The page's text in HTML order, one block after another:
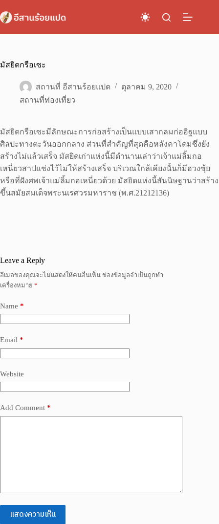
to
content
มัสยิดกรือเซะ
สถานที่ อีสานร้อยแปด
ตุลาคม 9, 2020
สถานที่ท่องเที่ยว
มัสยิดกรือเซะมีลักษณะการก่อสร้างเป็นแบบเสากลมก่ออิฐแบบ
ศิลปะทางตะวันออกกลาง ส่วนที่สำคัญที่สุดคือหลังคาโดมซึ่งยัง
สร้างไม่แล้วเสร็จ มัสยิดเก่าแห่งนี้มีตำนานเล่าว่าเจ้าแม่ลิ้มกอ
เหนี่ยวสาปแช่งไว้ไม่ให้สร้างเสร็จ บริเวณใกล้เคียงนั้นก็มีฮวงซุ้ย
หรือที่ฝังศพเจ้าแม่ลิ้มกอเหนี่ยวด้วย มัสยิดแห่งนี้สันนิษฐานว่าสร้าง
ขึ้นสมัยสมเด็จพระนเรศวรมหาราช (พ.ศ.21212136)
Leave a Reply
อีเมลของคุณจะไม่แสดงให้คนอื่นเห็น ช่องข้อมูลจำเป็นถูกทำ
เครื่องหมาย *
Name *
Email *
Website
Add Comment *
แสดงความเห็น